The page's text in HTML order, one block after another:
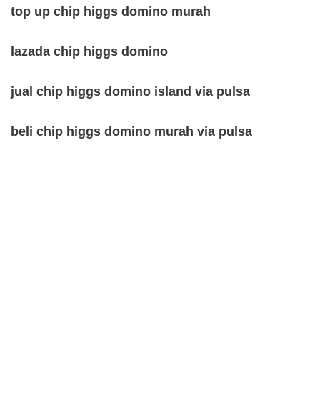
top up chip higgs domino murah
lazada chip higgs domino
jual chip higgs domino island via pulsa
beli chip higgs domino murah via pulsa